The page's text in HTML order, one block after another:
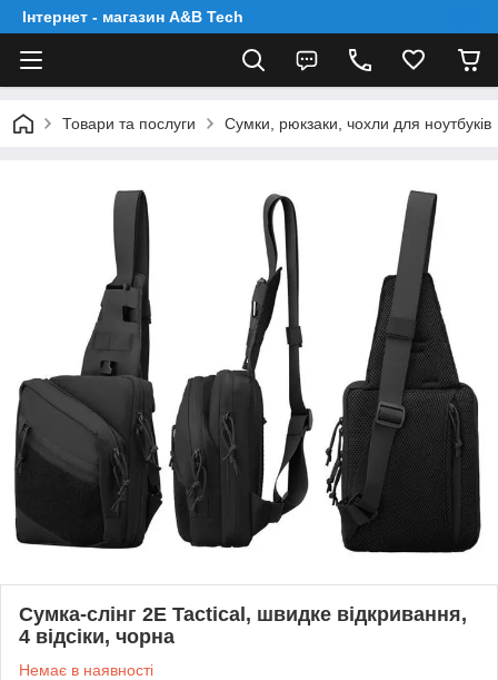
Інтернет - магазин A&B Tech
Товари та послуги Сумки, рюкзаки, чохли для ноутбуків
Сумка-слінг 2Е Tactical, швидке відкривання,
4 відсіки, чорна
Немає в наявності